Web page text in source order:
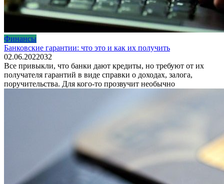
Финансы
Банковские гарантии: что это и как их получить
02.06.2022032
Все привыкли, что банки дают кредиты, но требуют от их
получателя гарантий в виде справки о доходах, залога,
поручительства. Для кого-то прозвучит необычно